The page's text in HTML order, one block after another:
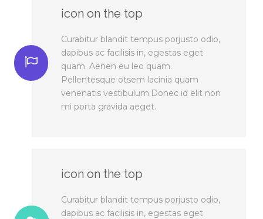
icon on the top
Curabitur blandit tempus porjusto odio,
dapibus ac facilisis in, egestas eget
quam. Aenen eu leo quam.
Pellentesque otsem lacinia quam
venenatis vestibulum.Donec id elit non
mi porta gravida aeget.
icon on the top
Curabitur blandit tempus porjusto odio,
dapibus ac facilisis in, egestas eget